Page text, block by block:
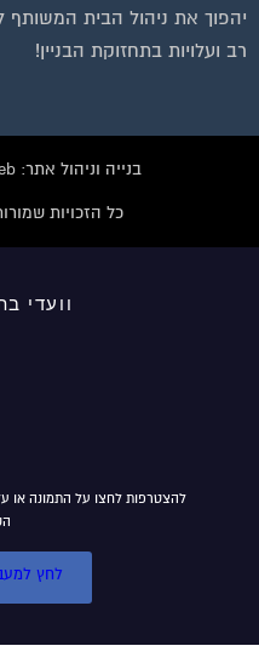
יהפוך את ניהול הבית המשותף
רב ועלויות בתחזוקת הבניין!
בנייה וניהול אתר: Eyeweb שיווק באינטרנט .
כל הזכויות
וועדי
להצטרפות לחצו על התמונה או
לחץ